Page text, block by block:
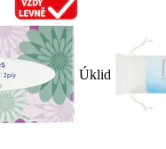
Úklid